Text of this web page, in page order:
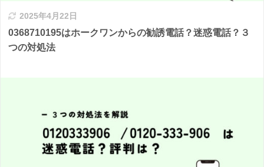
2025年4月22日
0368710195はホークワンからの勧誘電話？迷惑電話？３
つの対処法